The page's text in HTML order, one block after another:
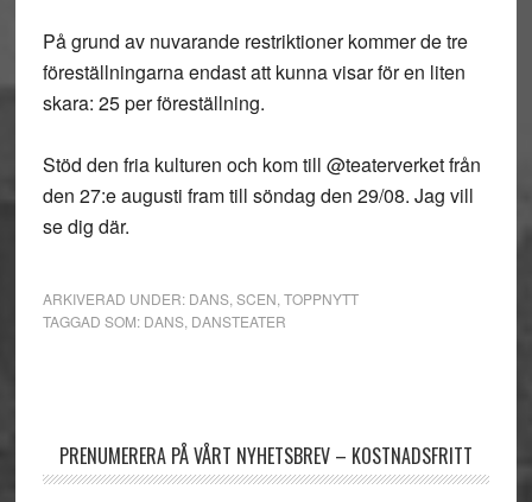
På grund av nuvarande restriktioner kommer de tre
föreställningarna endast att kunna visar för en liten
skara: 25 per föreställning.
Stöd den fria kulturen och kom till @teaterverket från
den 27:e augusti fram till söndag den 29/08. Jag vill
se dig där.
ARKIVERAD UNDER: DANS, SCEN TOPPNYTT
TAGGAD SOM: DANS, DANSTEATER
PRENUMERERA PÅ VÅRT NYHETSBREV – KOSTNADSFRITT